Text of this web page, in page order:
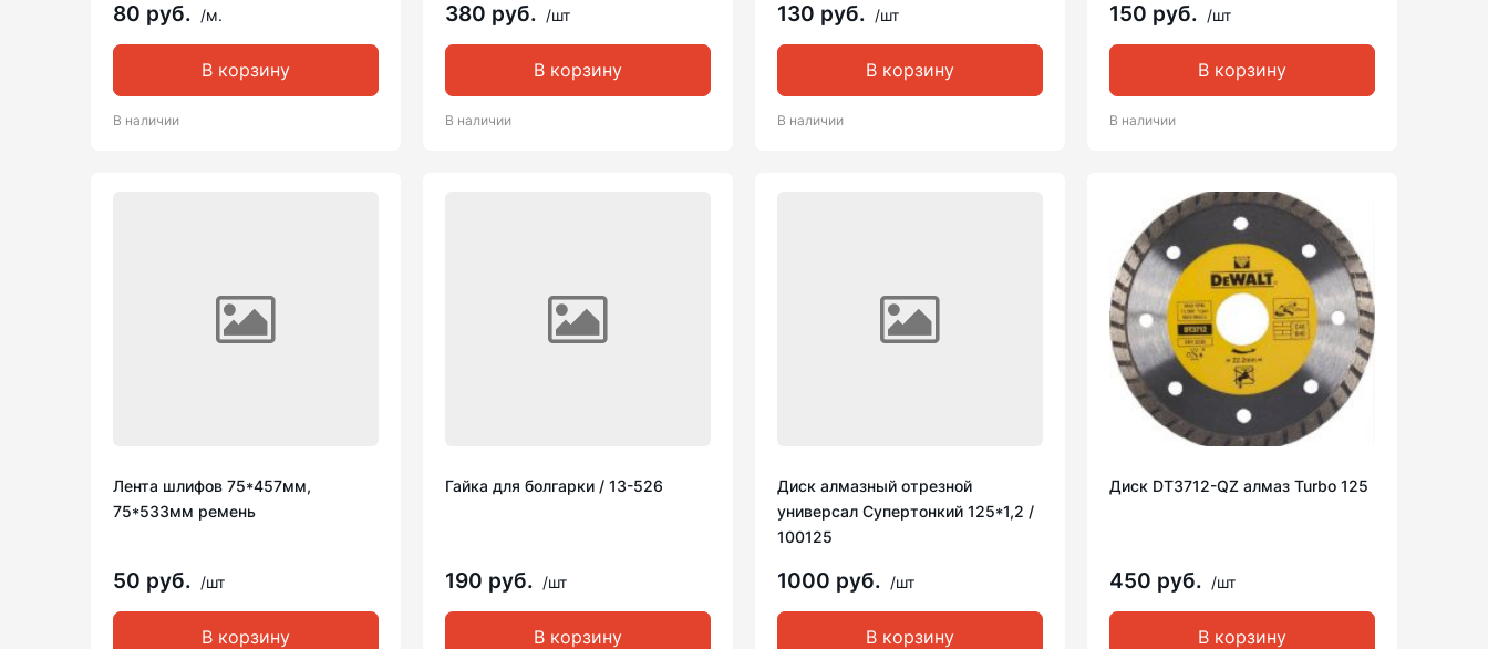
80 руб. /м.
В корзину
В наличии
380 руб. /шт
В корзину
В наличии
130 руб. /шт
В корзину
В наличии
150 руб. /шт
В корзину
В наличии
Лента шлифов 75*457мм,
75*533мм ремень
50 руб. /шт
В корзину
Гайка для болгарки / 13-526
190 руб. /шт
В корзину
Диск алмазный отрезной
универсал Супертонкий 125*1,2 /
100125
1000 руб. /шт
В корзину
Диск DT3712-QZ алмаз Turbo 125
450 руб. /шт
В корзину